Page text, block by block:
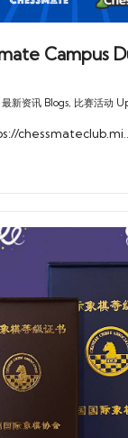
Campus
Posted
in
最新资讯 Blogs, 比赛活动